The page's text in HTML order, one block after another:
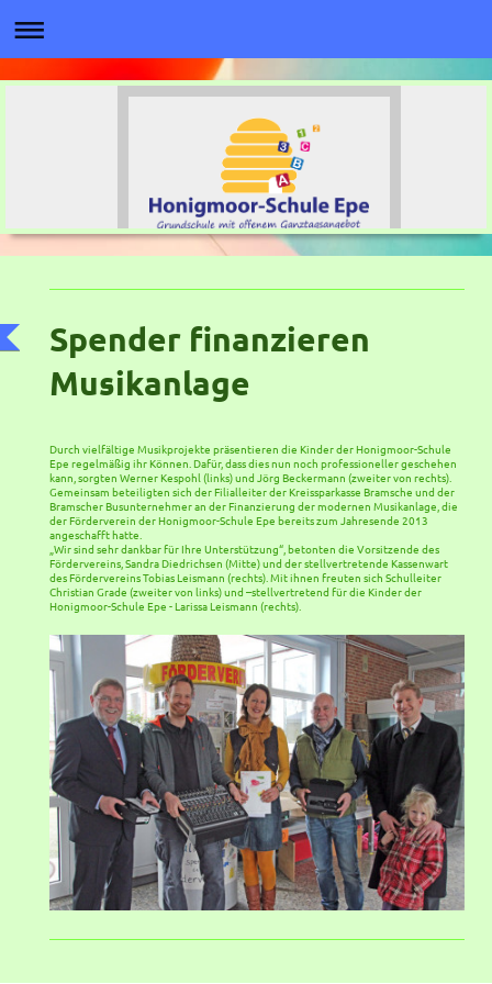
Spender finanzieren
Musikanlage
Durch vielfältige Musikprojekte präsentieren die Kinder der Honigmoor-Schule
Epe regelmäßig ihr Können. Dafür, dass dies nun noch professioneller geschehen
kann, sorgten Werner Kespohl (links) und Jörg Beckermann (zweiter von rechts).
Gemeinsam beteiligten sich der Filialleiter der Kreissparkasse Bramsche und der
Bramscher Busunternehmer an der Finanzierung der modernen Musikanlage, die
der Förderverein der Honigmoor-Schule Epe bereits zum Jahresende 2013
angeschafft hatte.
„Wir sind sehr dankbar für Ihre Unterstützung“, betonten die Vorsitzende des
Fördervereins, Sandra Diedrichsen (Mitte) und der stellvertretende Kassenwart
des Fördervereins Tobias Leismann (rechts). Mit ihnen freuten sich Schulleiter
Christian Grade (zweiter von links) und –stellvertretend für die Kinder der
Honigmoor-Schule Epe - Larissa Leismann (rechts).